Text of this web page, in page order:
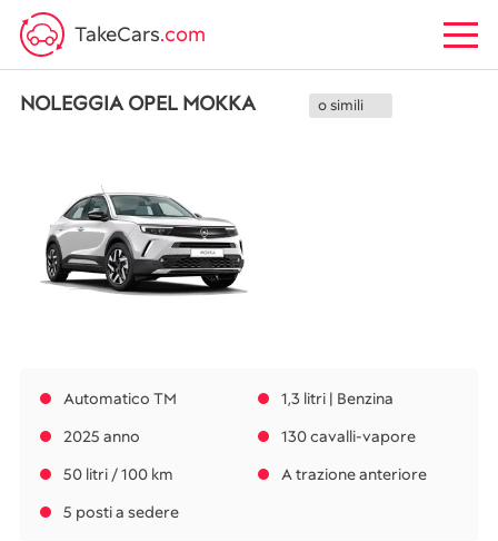
TakeCars.com
NOLEGGIA OPEL MOKKA o simili
Automatico TM
1,3 litri | Benzina
2025 anno
130 cavalli-vapore
50 litri / 100 km
A trazione anteriore
5 posti a sedere